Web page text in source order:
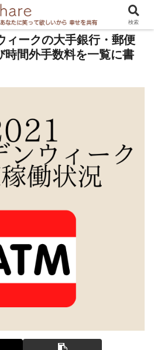
ィークの大手銀行・郵便
時間外手数料を一覧に書
検索